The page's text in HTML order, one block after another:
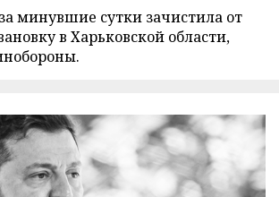
минувшие сутки зачистила от
в Харьковской области,